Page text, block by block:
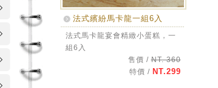
法式繽紛馬卡龍一組6入
法式馬卡龍宴會精緻小蛋糕，一
組6入
售價 /NT. 360
特價 / NT.299